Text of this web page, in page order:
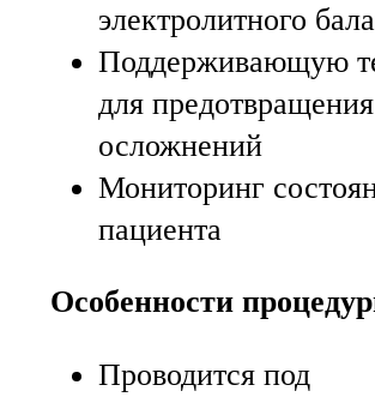
электролитного
Поддерживающую
для предотвращения
осложнений
Мониторинг
пациента
Особенности
Проводится под